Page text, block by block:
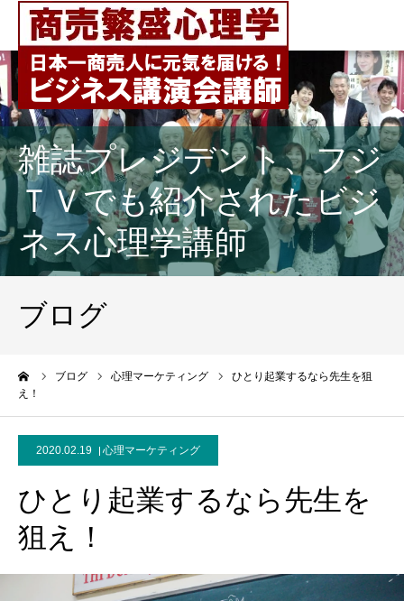
雑誌プレジデント、フジ
ＴＶでも紹介されたビジ
ネス心理学講師
ブログ
ブログ 心理マーケティング
ひとり起業するなら先生を狙
え！
2020.02.19 心理マーケティング
ひとり起業するなら先生を
狙え！